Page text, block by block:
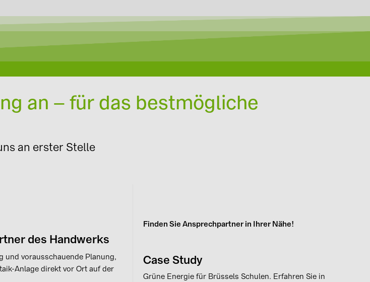
an – für das bestmögliche
an erster Stelle
des Handwerks
und vorausschauende Planung,
Anlage direkt vor Ort auf der
Finden Sie Ansprechpartner in Ihrer Nähe!
Case Study
Grüne Energie für Brüssels Schulen. Erfahren Sie in